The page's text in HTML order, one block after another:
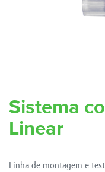
Sistema
Linear
Linha de montagem e